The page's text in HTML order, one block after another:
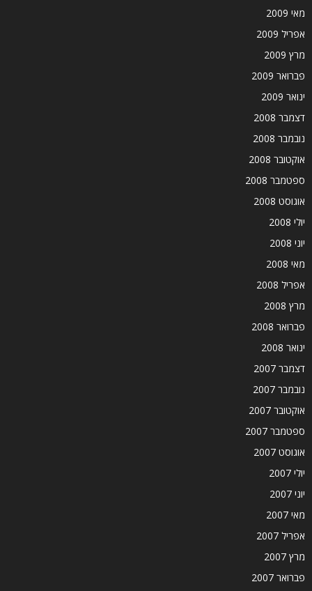
מאי 2009
אפריל 2009
מרץ 2009
פברואר 2009
ינואר 2009
דצמבר 2008
נובמבר 2008
אוקטובר 2008
ספטמבר 2008
אוגוסט 2008
יולי 2008
יוני 2008
מאי 2008
אפריל 2008
מרץ 2008
פברואר 2008
ינואר 2008
דצמבר 2007
נובמבר 2007
אוקטובר 2007
ספטמבר 2007
אוגוסט 2007
יולי 2007
יוני 2007
מאי 2007
אפריל 2007
מרץ 2007
פברואר 2007